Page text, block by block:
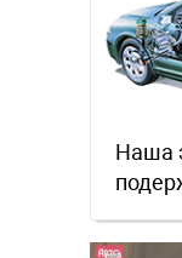
Наша